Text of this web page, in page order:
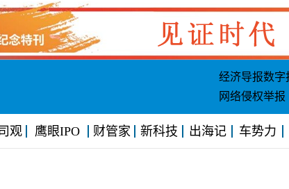
经济导报数字
网络侵权举报
观 鹰眼IPO 财管家 新科技 出海记 车势力